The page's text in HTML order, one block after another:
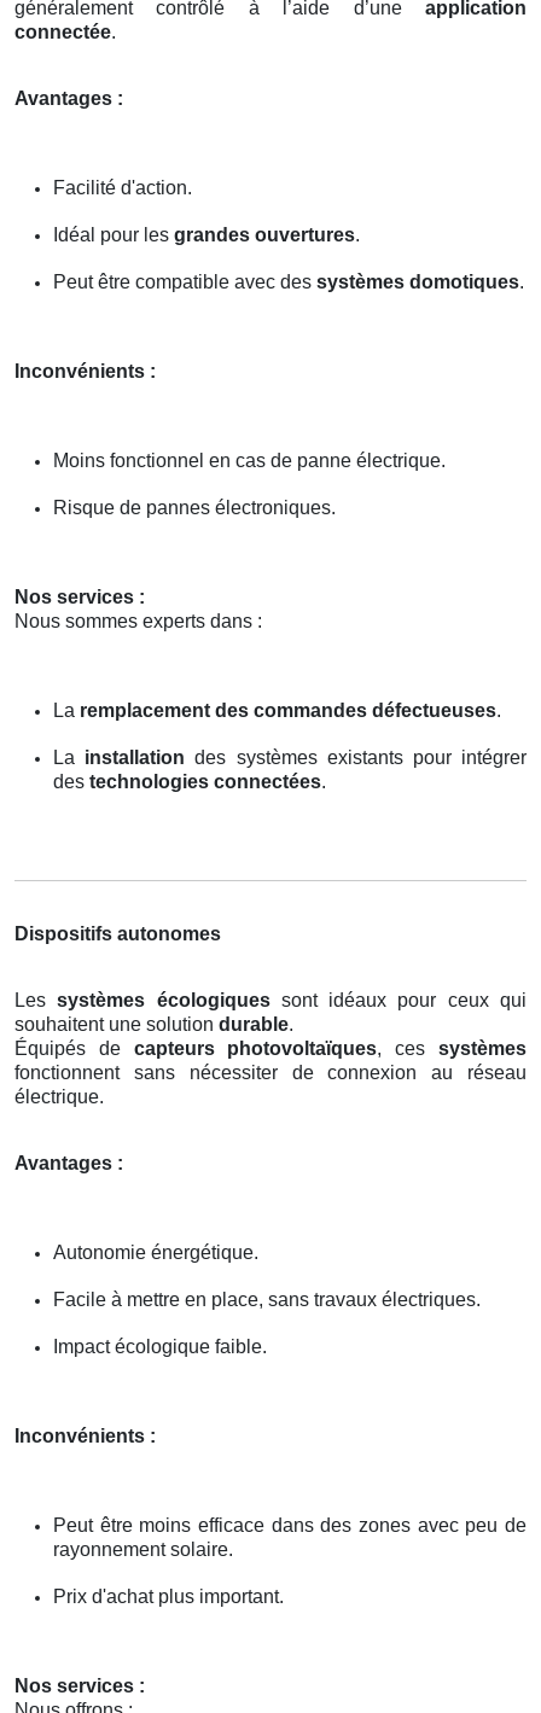
généralement contrôlé à l’aide d’une application
connectée.
Avantages :
Facilité d'action.
Idéal pour les grandes ouvertures.
Peut être compatible avec des systèmes domotiques.
Inconvénients :
Moins fonctionnel en cas de panne électrique.
Risque de pannes électroniques.
Nos services :
Nous sommes experts dans :
La remplacement des commandes défectueuses.
La installation des systèmes existants pour intégrer
des technologies connectées.
Dispositifs autonomes
Lessystèmes écologiquessont idéaux pour ceux qui
souhaitent une solution durable.
Équipés de capteurs photovoltaïques, cessystèmes
fonctionnent sans nécessiter de connexion au réseau
électrique.
Avantages :
Autonomie énergétique.
Facile à mettre en place, sans travaux électriques.
Impact écologique faible.
Inconvénients :
Peut être moins efficace dans des zones avec peu de
rayonnement solaire.
Prix d'achat plus important.
Nos services :